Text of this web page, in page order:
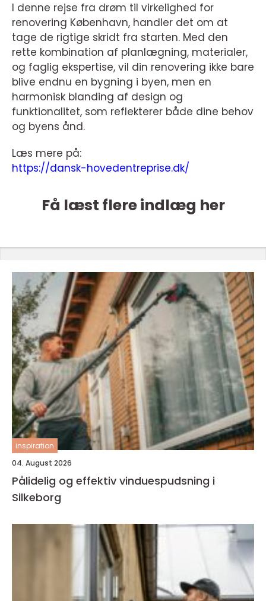
I denne rejse fra drøm til virkelighed for
renovering København, handler det om at
tage de rigtige skridt fra starten. Med den
rette kombination af planlægning, materialer,
og faglig ekspertise, vil din renovering ikke bare
blive endnu en bygning i byen, men en
harmonisk blanding af design og
funktionalitet, som reflekterer både dine behov
og byens ånd.
Læs mere på:
https://dansk-hovedentreprise.dk/
Få læst flere indlæg her
inspiration
04. August 2026
Pålidelig og effektiv vinduespudsning i
Silkeborg